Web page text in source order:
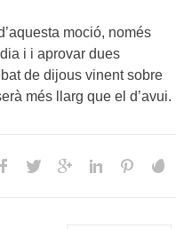
moció, només
i i aprovar dues
de dijous vinent sobre
més llarg que el d’avui.